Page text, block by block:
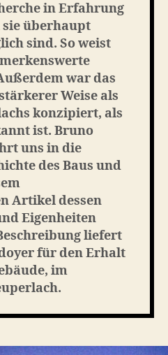
in Erfahrung
überhaupt
sind. So weist
war das
Weise als
konzipiert, als
ist. Bruno
uns in die
des Baus und
Artikel dessen
Eigenheiten
liefert
für den Erhalt
im